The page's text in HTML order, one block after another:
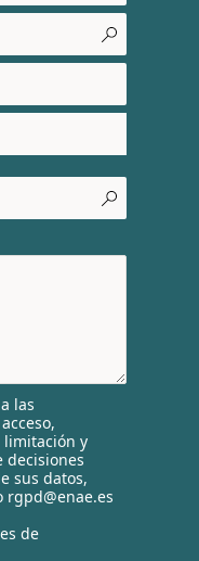
las
limitación y
decisiones
sus datos,
de